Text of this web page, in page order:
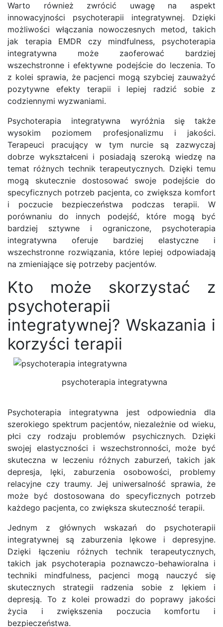
Warto również zwrócić uwagę na aspekt
innowacyjności psychoterapii integratywnej. Dzięki
możliwości włączania nowoczesnych metod, takich
jak terapia EMDR czy mindfulness, psychoterapia
integratywna może zaoferować bardziej
wszechstronne i efektywne podejście do leczenia. To
z kolei sprawia, że pacjenci mogą szybciej zauważyć
pozytywne efekty terapii i lepiej radzić sobie z
codziennymi wyzwaniami.
Psychoterapia integratywna wyróżnia się także
wysokim poziomem profesjonalizmu i jakości.
Terapeuci pracujący w tym nurcie są zazwyczaj
dobrze wykształceni i posiadają szeroką wiedzę na
temat różnych technik terapeutycznych. Dzięki temu
mogą skutecznie dostosować swoje podejście do
specyficznych potrzeb pacjenta, co zwiększa komfort
i poczucie bezpieczeństwa podczas terapii. W
porównaniu do innych podejść, które mogą być
bardziej sztywne i ograniczone, psychoterapia
integratywna oferuje bardziej elastyczne i
wszechstronne rozwiązania, które lepiej odpowiadają
na zmieniające się potrzeby pacjentów.
Kto może skorzystać z
psychoterapii
integratywnej? Wskazania i
korzyści terapii
psychoterapia integratywna
Psychoterapia integratywna jest odpowiednia dla
szerokiego spektrum pacjentów, niezależnie od wieku,
płci czy rodzaju problemów psychicznych. Dzięki
swojej elastyczności i wszechstronności, może być
skuteczna w leczeniu różnych zaburzeń, takich jak
depresja, lęki, zaburzenia osobowości, problemy
relacyjne czy traumy. Jej uniwersalność sprawia, że
może być dostosowana do specyficznych potrzeb
każdego pacjenta, co zwiększa skuteczność terapii.
Jednym z głównych wskazań do psychoterapii
integratywnej są zaburzenia lękowe i depresyjne.
Dzięki łączeniu różnych technik terapeutycznych,
takich jak psychoterapia poznawczo-behawioralna i
techniki mindfulness, pacjenci mogą nauczyć się
skutecznych strategii radzenia sobie z lękiem i
depresją. To z kolei prowadzi do poprawy jakości
życia i zwiększenia poczucia komfortu i
bezpieczeństwa.